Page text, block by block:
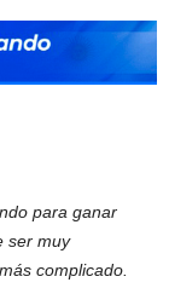
para ganar
ser muy
complicado.